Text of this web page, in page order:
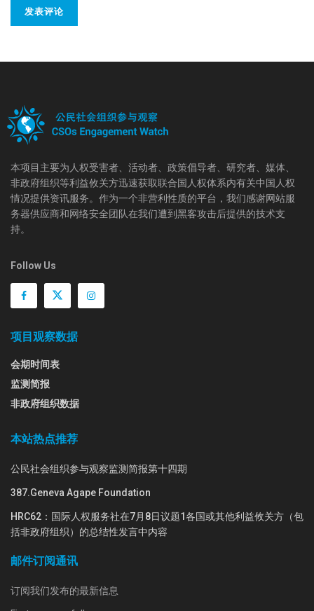
本项目主要为人权受害者、活动者、政策倡导者、研究者、媒体、
非政府组织等利益攸关方迅速获取联合国人权体系内有关中国人权
情况提供资讯服务。作为一个非营利性质的平台，我们感谢网站服
务器供应商和网络安全团队在我们遭到黑客攻击后提供的技术支
持。
Follow Us
项目观察数据
会期时间表
监测简报
非政府组织数据
本站热点推荐
公民社会组织参与观察监测简报第十四期
387.Geneva Agape Foundation
HRC62：国际人权服务社在7月8日议题1各国或其他利益攸关方（包
括非政府组织）的总结性发言中内容
邮件订阅通讯
订阅我们发布的最新信息